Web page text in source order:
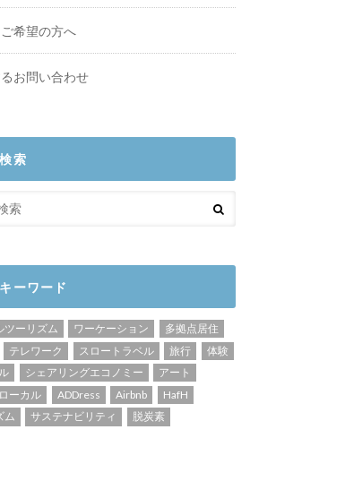
希望の方へ
お問い合わせ
索
ーワード
ツーリズム ワーケーション
多拠点居住
テレワーク スロートラベル 旅行
体験
シェアリングエコノミー
アート
ローカル ADDress Airbnb
HafH
ム
サステナビリティ 脱炭素